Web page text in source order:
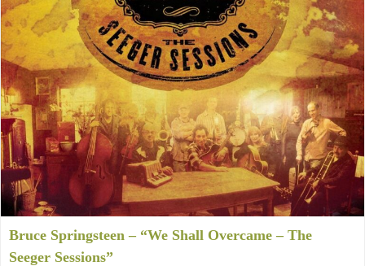
Bruce Springsteen – “We Shall Overcame – The
Seeger Sessions”